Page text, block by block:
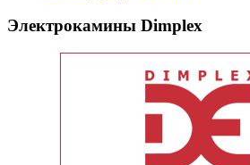
Электрокамины Dimplex